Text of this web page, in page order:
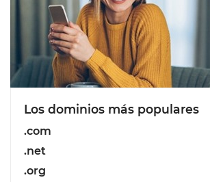
Los dominios más populares
.com
.net
.org